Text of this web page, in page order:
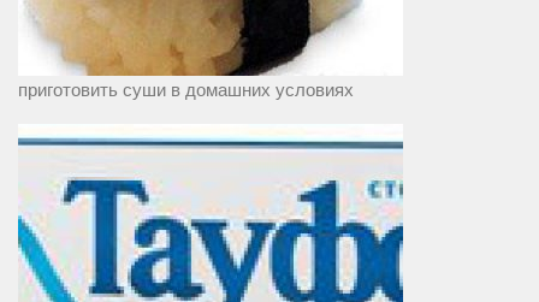
приготовить суши в домашних условиях